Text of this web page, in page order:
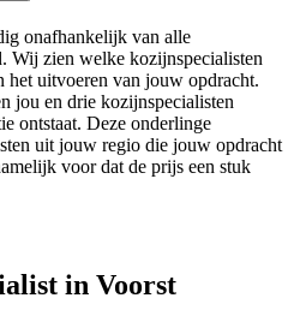
onafhankelijk van alle
Wij zien welke kozijnspecialisten
het uitvoeren van jouw opdracht.
jou en drie kozijnspecialisten
ontstaat. Deze onderlinge
uit jouw regio die jouw opdracht
voor dat de prijs een stuk
in Voorst